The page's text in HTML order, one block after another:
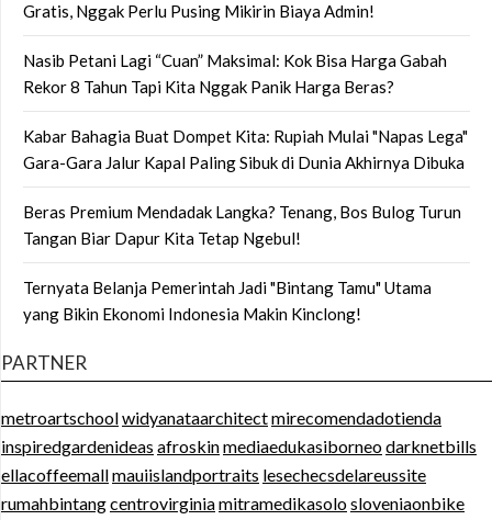
Gratis, Nggak Perlu Pusing Mikirin Biaya Admin!
Nasib Petani Lagi “Cuan” Maksimal: Kok Bisa Harga Gabah
Rekor 8 Tahun Tapi Kita Nggak Panik Harga Beras?
Kabar Bahagia Buat Dompet Kita: Rupiah Mulai "Napas Lega"
Gara-Gara Jalur Kapal Paling Sibuk di Dunia Akhirnya Dibuka
Beras Premium Mendadak Langka? Tenang, Bos Bulog Turun
Tangan Biar Dapur Kita Tetap Ngebul!
Ternyata Belanja Pemerintah Jadi "Bintang Tamu" Utama
yang Bikin Ekonomi Indonesia Makin Kinclong!
PARTNER
metroartschoolwidyanataarchitectmirecomendadotienda
inspiredgardenideas afroskinmediaedukasiborneodarknetbills
ellacoffeemallmauiislandportraits lesechecsdelareussite
rumahbintangcentrovirginiamitramedikasolosloveniaonbike